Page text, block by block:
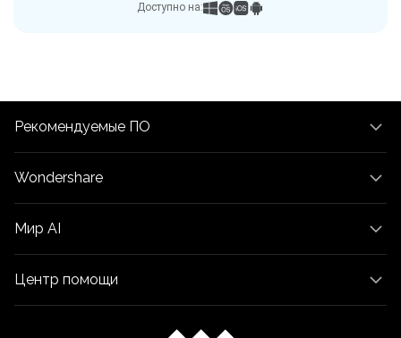
Доступно на:
Рекомендуемые ПО
Wondershare
Мир AI
Центр помощи